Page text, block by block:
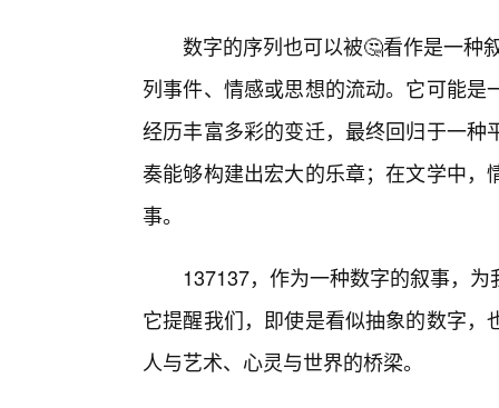
数字的序列也可以被🤔看作是一种
列事件、情感或思想的流动。它可能
经历丰富多彩的变迁，最终回归于一
奏能够构建出宏大的乐章；在文学中
事。
137137，作为一种数字的叙事，
它提醒我们，即使是看似抽象的数字
人与艺术、心灵与世界的桥梁。